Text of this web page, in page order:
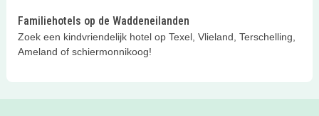
Familiehotels op de Waddeneilanden
Zoek een kindvriendelijk hotel op Texel, Vlieland, Terschelling,
Ameland of schiermonnikoog!